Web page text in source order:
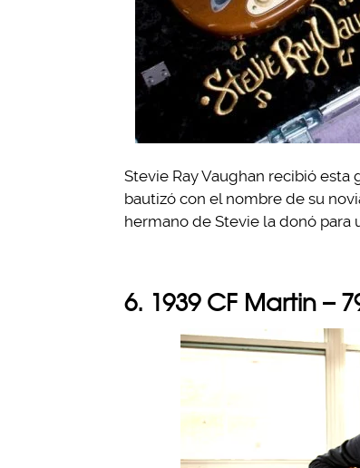
Stevie Ray Vaughan recibió
bautizó con el nombre de su
hermano de Stevie la donó para
6. 1939 CF Martin –